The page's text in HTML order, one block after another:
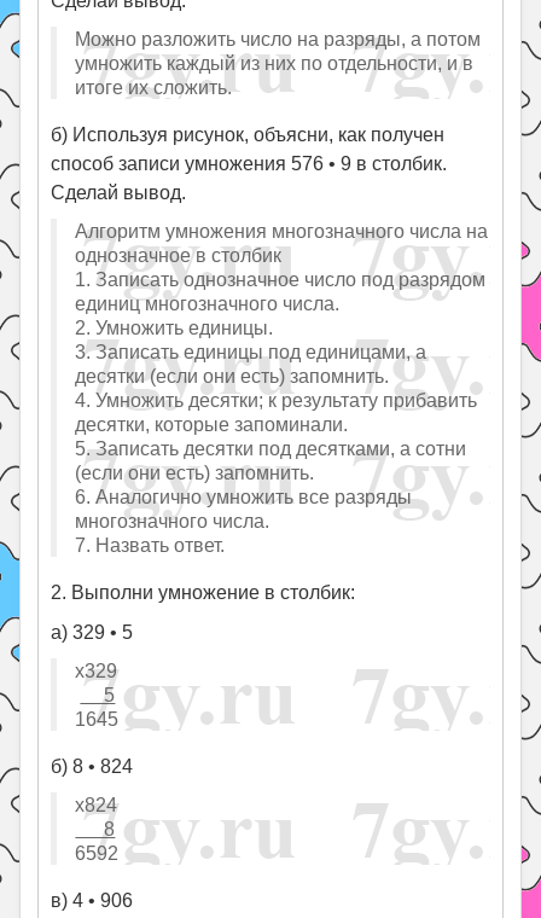
Можно разложить число на разряды, а потом
умножить каждый из них по отдельности, и в
итоге их сложить.
б) Используя рисунок, объясни, как получен
способ записи умножения 576 • 9 в столбик.
Сделай вывод.
Алгоритм умножения многозначного числа на
однозначное в столбик
1. Записать однозначное число под разрядом
единиц многозначного числа.
2. Умножить единицы.
3. Записать единицы под единицами, а
десятки (если они есть) запомнить.
4. Умножить десятки; к результату прибавить
десятки, которые запоминали.
5. Записать десятки под десятками, а сотни
(если они есть) запомнить.
6. Аналогично умножить все разряды
многозначного числа.
7. Назвать ответ.
2. Выполни умножение в столбик:
а) 329 • 5
х329
5
1645
б) 8 • 824
х824
8
6592
в) 4 • 906